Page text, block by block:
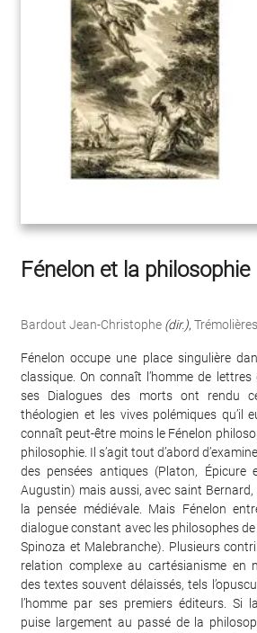
Fénelon et la philosophie
Bardout Jean-Christophe (dir.),
Fénelon occupe une place singulière
classique. On connaît l’homme de
ses Dialogues des morts ont rendu
théologien et les vives polémiques qu’il
connaît peut-être moins le Fénelon
philosophie. Il s’agit tout d’abord
des pensées antiques (Platon, Épicure
Augustin) mais aussi, avec saint Bernard,
la pensée médiévale. Mais Fénelon
dialogue constant avec les philosophes
Spinoza et Malebranche). Plusieurs
relation complexe au cartésianisme en
des textes souvent délaissés, tels
l’homme par ses premiers éditeurs. Si
puise largement au passé de la